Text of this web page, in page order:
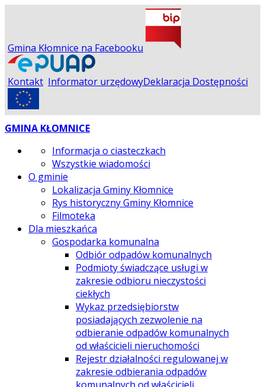
Gmina Kłomnice na Facebooku
Kontakt Informator urzędowyDeklaracja Dostępności
GMINA KŁOMNICE
Informacja o ciasteczkach
Wszystkie wiadomości
O gminie
Lokalizacja Gminy Kłomnice
Rys historyczny Gminy Kłomnice
Filmoteka
Dla mieszkańca
Gospodarka komunalna
Odbiór odpadów komunalnych
Podmioty świadczące usługi w
zakresie odbioru nieczystości
ciekłych
Wykaz przedsiębiorstw
posiadających zezwolenie na
odbieranie odpadów komunalnych
od właścicieli nieruchomości
Rejestr działalności regulowanej w
zakresie odbierania odpadów